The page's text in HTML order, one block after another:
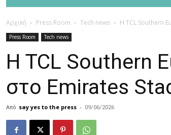
Αρχική Press Room Tech news Η TCL Southern
Press Room Tech news
Η TCL Southern
στο Emirates
Από say yes to the press - 09/06/2026